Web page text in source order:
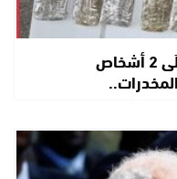
فرقة مكافحة العصابات طَاحْتْ عْلَى 2 أشخاص